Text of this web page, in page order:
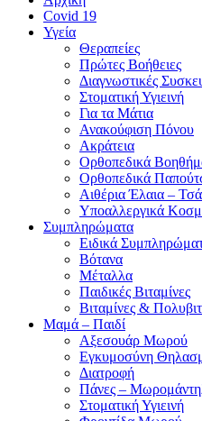
Covid 19
Υγεία
Θεραπείες
Πρώτες Βοήθειες
Διαγνωστικές
Στοματική Υγιεινή
Για τα Μάτια
Ανακούφιση Πόνου
Ακράτεια
Ορθοπεδικά
Ορθοπεδικά
Αιθέρια Έλαια –
Υποαλλεργικά
Συμπληρώματα
Ειδικά
Βότανα
Μέταλλα
Παιδικές Βιταμίνες
Βιταμίνες &
Μαμά – Παιδί
Αξεσουάρ Μωρού
Εγκυμοσύνη
Διατροφή
Πάνες –
Στοματική Υγιεινή